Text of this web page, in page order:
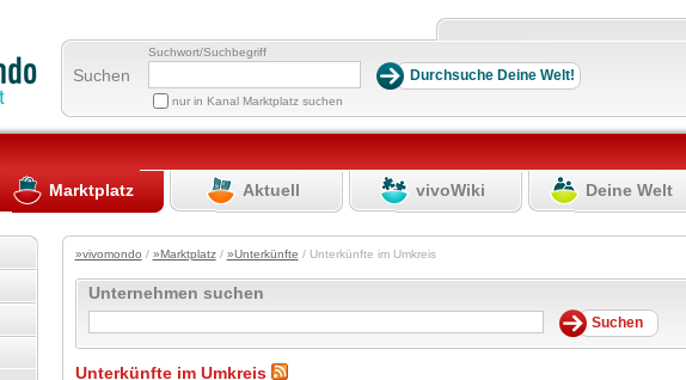
Suchen
Suchwort/Suchbegriff
nur in Kanal Marktplatz suchen
Marktplatz Aktuell vivoWiki Deine Welt
»vivomondo / »Marktplatz/ »Unterkünfte / Unterkünfte im Umkreis
Unternehmen suchen
Unterkünfte im Umkreis